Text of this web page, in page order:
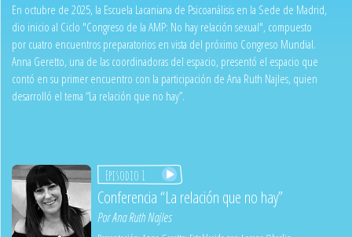
En octubre de 2025, la Escuela Lacaniana de Psicoanálisis en la Sede de Madrid,
dio inicio al Ciclo "Congreso de la AMP: No hay relación sexual", compuesto
por cuatro encuentros preparatorios en vista del próximo Congreso Mundial.
Anna Geretto, una de las coordinadoras del espacio, presentó el espacio que
contó en su primer encuentro con la participación de Ana Ruth Najles, quien
desarrolló el tema “La relación que no hay”.
Episodio 1
Conferencia “La relación que no hay”
PorAna Ruth Najles